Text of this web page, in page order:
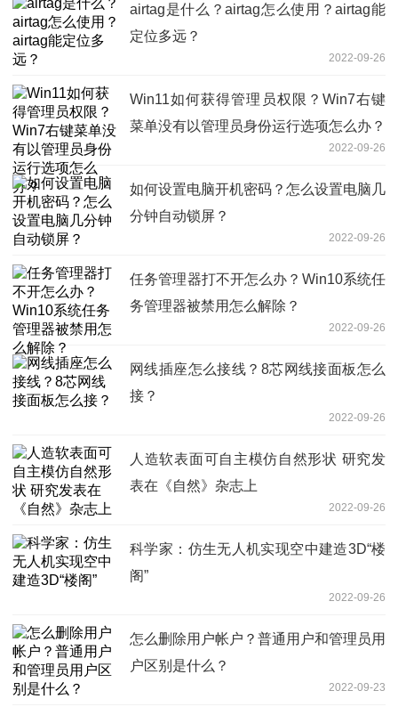
airtag是什么？airtag怎么使用？airtag能
定位多远？
2022-09-26
Win11如何获得管理员权限？Win7右键
菜单没有以管理员身份运行选项怎么办？
2022-09-26
如何设置电脑开机密码？怎么设置电脑几
分钟自动锁屏？
2022-09-26
任务管理器打不开怎么办？Win10系统任
务管理器被禁用怎么解除？
2022-09-26
网线插座怎么接线？8芯网线接面板怎么
接？
2022-09-26
人造软表面可自主模仿自然形状 研究发
表在《自然》杂志上
2022-09-26
科学家：仿生无人机实现空中建造3D“楼
阁”
2022-09-26
怎么删除用户帐户？普通用户和管理员用
户区别是什么？
2022-09-23